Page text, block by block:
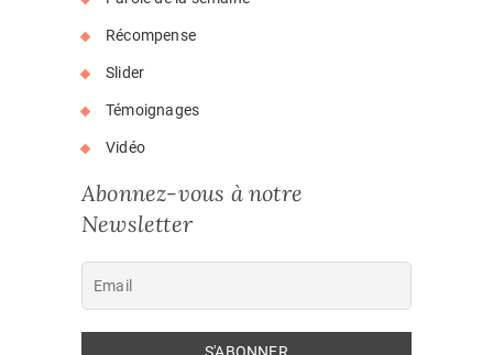
Récompense
Slider
Témoignages
Vidéo
Abonnez-vous à notre
Newsletter